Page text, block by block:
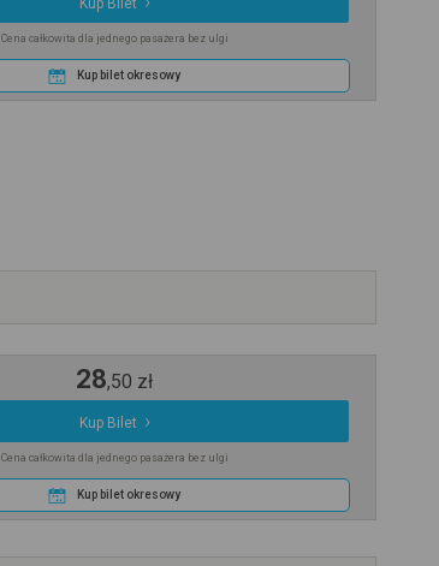
Kup Bilet
Cena całkowita dla jednego pasażera bez ulgi
Kup bilet okresowy
28,50 zł
Kup Bilet
Cena całkowita dla jednego pasażera bez ulgi
Kup bilet okresowy